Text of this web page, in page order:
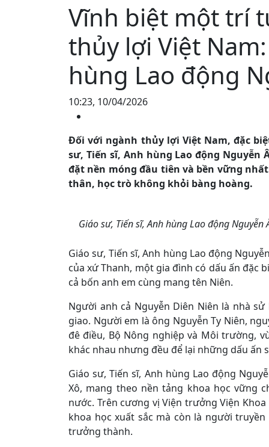
Vĩnh biệt một trí
thủy lợi Việt
hùng Lao động
10:23, 10/04/2026
Đối với ngành thủy lợi Việt Nam, đặc
sư, Tiến sĩ, Anh hùng Lao động
đặt nền móng đầu tiên và bền vững
thân, học trò không khỏi bàng hoàng.
Giáo sư, Tiến sĩ, Anh hùng Lao động
Giáo sư, Tiến sĩ, Anh hùng Lao động
của xứ Thanh, một gia đình có dấu ấn đặc
cả bốn anh em cùng mang tên Niên.
Người anh cả Nguyễn Diên Niên là nhà
giao. Người em là ông Nguyễn Ty Niên,
đê điều, Bộ Nông nghiệp và Môi trường,
khác nhau nhưng đều để lại những dấu
Giáo sư, Tiến sĩ, Anh hùng Lao động
Xô, mang theo nền tảng khoa học vững
nước. Trên cương vị Viện trưởng Viện
khoa học xuất sắc mà còn là người
trưởng thành.